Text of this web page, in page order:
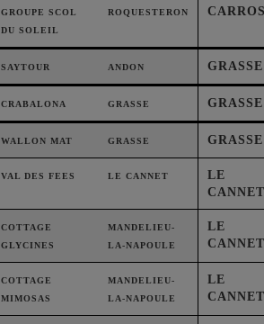
GROUPE SCOL
DU SOLEIL
ROQUESTERON
SAYTOUR ANDON GRASSE
CRABALONA GRASSE GRASSE
WALLON MAT GRASSE GRASSE
VAL DES FEES LE CANNET
LE
CANNET
COTTAGE
GLYCINES
MANDELIEU-
LA-NAPOULE
LE
CANNET
COTTAGE
MIMOSAS
MANDELIEU-
LA-NAPOULE
LE
CANNET